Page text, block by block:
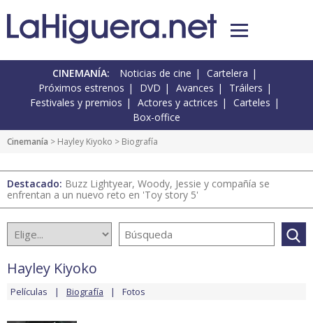
CINEMANÍA: Noticias de cine
Cartelera
Próximos estrenos
DVD Avances
Tráilers
Festivales y premios
Actores y actrices
Carteles
Box-office
Cinemanía > Hayley Kiyoko > Biografía
Destacado: Buzz Lightyear, Woody, Jessie y compañía se
enfrentan a un nuevo reto en 'Toy story 5'
Hayley Kiyoko
Películas Biografía Fotos